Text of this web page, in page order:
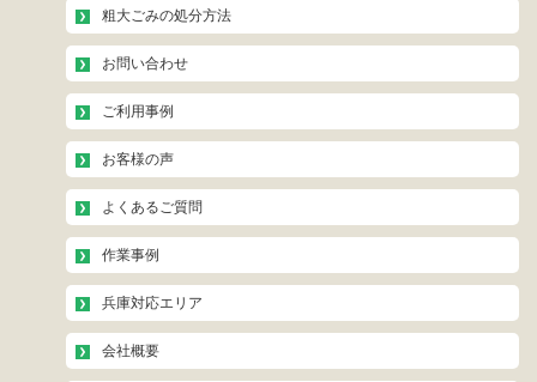
粗大ごみの処分方法
お問い合わせ
ご利用事例
お客様の声
よくあるご質問
作業事例
兵庫対応エリア
会社概要